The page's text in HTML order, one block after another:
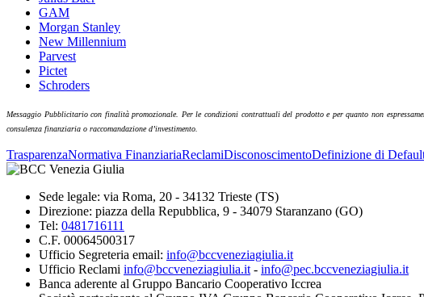
GAM
Morgan Stanley
New Millennium
Parvest
Pictet
Schroders
Messaggio Pubblicitario con finalità promozionale. Per le condizioni contrattuali del prodotto e per quanto non
consulenza finanziaria o raccomandazione d’investimento.
TrasparenzaNormativa FinanziariaReclamiDisconoscimentoDefinizione di
Sede legale: via Roma, 20 - 34132 Trieste (TS)
Direzione: piazza della Repubblica, 9 - 34079 Staranzano (GO)
Tel: 0481716111
C.F. 00064500317
Ufficio Segreteria email: info@bccveneziagiulia.it
Ufficio Reclami info@bccveneziagiulia.it - info@pec.bccveneziagiulia.it
Banca aderente al Gruppo Bancario Cooperativo Iccrea